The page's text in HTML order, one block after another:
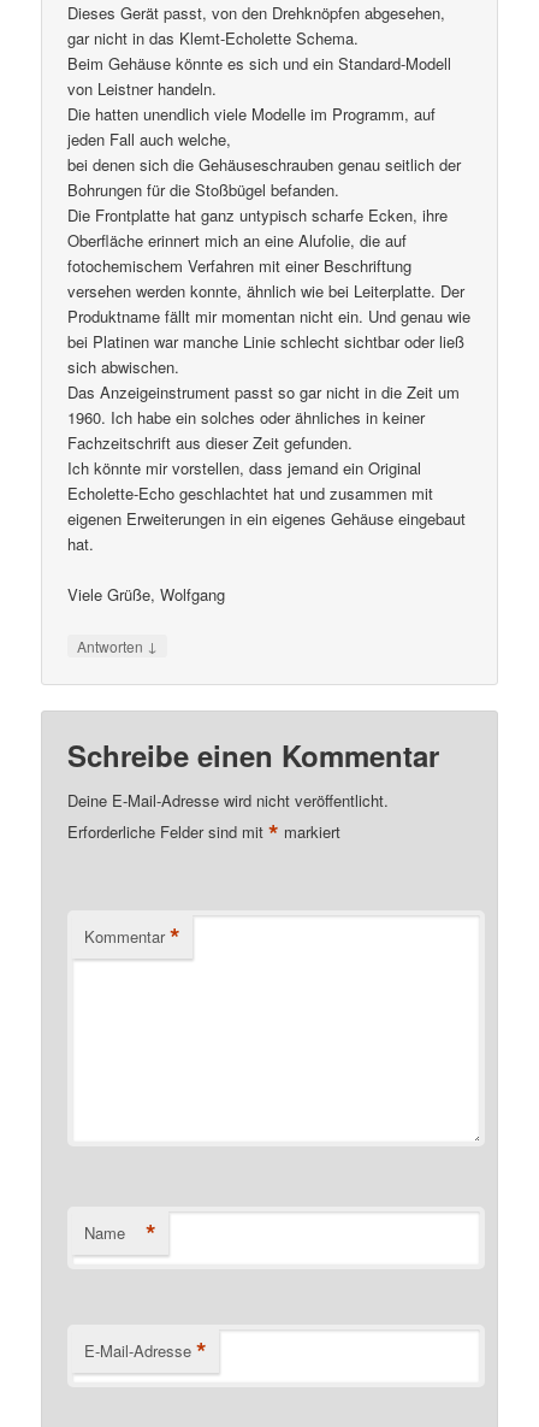
Dieses Gerät passt, von den Drehknöpfen abgesehen,
gar nicht in das Klemt-Echolette Schema.
Beim Gehäuse könnte es sich und ein Standard-Modell
von Leistner handeln.
Die hatten unendlich viele Modelle im Programm, auf
jeden Fall auch welche,
bei denen sich die Gehäuseschrauben genau seitlich der
Bohrungen für die Stoßbügel befanden.
Die Frontplatte hat ganz untypisch scharfe Ecken, ihre
Oberfläche erinnert mich an eine Alufolie, die auf
fotochemischem Verfahren mit einer Beschriftung
versehen werden konnte, ähnlich wie bei Leiterplatte. Der
Produktname fällt mir momentan nicht ein. Und genau wie
bei Platinen war manche Linie schlecht sichtbar oder ließ
sich abwischen.
Das Anzeigeinstrument passt so gar nicht in die Zeit um
1960. Ich habe ein solches oder ähnliches in keiner
Fachzeitschrift aus dieser Zeit gefunden.
Ich könnte mir vorstellen, dass jemand ein Original
Echolette-Echo geschlachtet hat und zusammen mit
eigenen Erweiterungen in ein eigenes Gehäuse eingebaut
hat.
Viele Grüße, Wolfgang
Antworten ↓
Schreibe einen Kommentar
Deine E-Mail-Adresse wird nicht veröffentlicht.
Erforderliche Felder sind mit* markiert
Kommentar *
Name *
E-Mail-Adresse *